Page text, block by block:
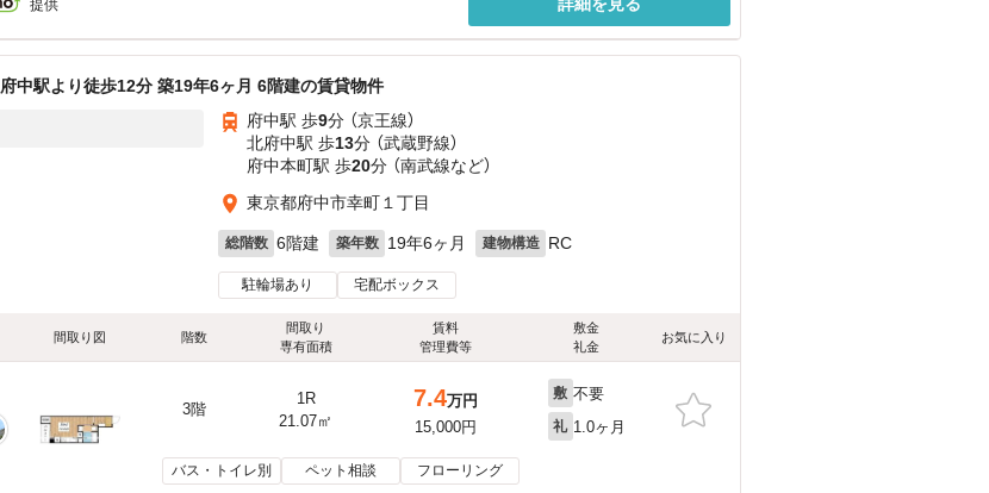
提供
府中駅より徒歩12分 築19年6ヶ月 6階建の賃貸物件
府中駅 歩9分 （京王線）
北府中駅 歩13分 （武蔵野線）
府中本町駅 歩20分 （南武線など）
東京都府中市幸町１丁目
総階数 6階建 築年数 19年6ヶ月 建物構造 RC
駐輪場あり 宅配ボックス
間取り図 階数
間取り
専有面積
賃料
管理費等
敷金
礼金
お気に入り
3階
1R
21.07㎡
7.4万円
15,000円
敷 不要
礼 1.0ヶ月
バス・トイレ別 ペット相談 フローリング